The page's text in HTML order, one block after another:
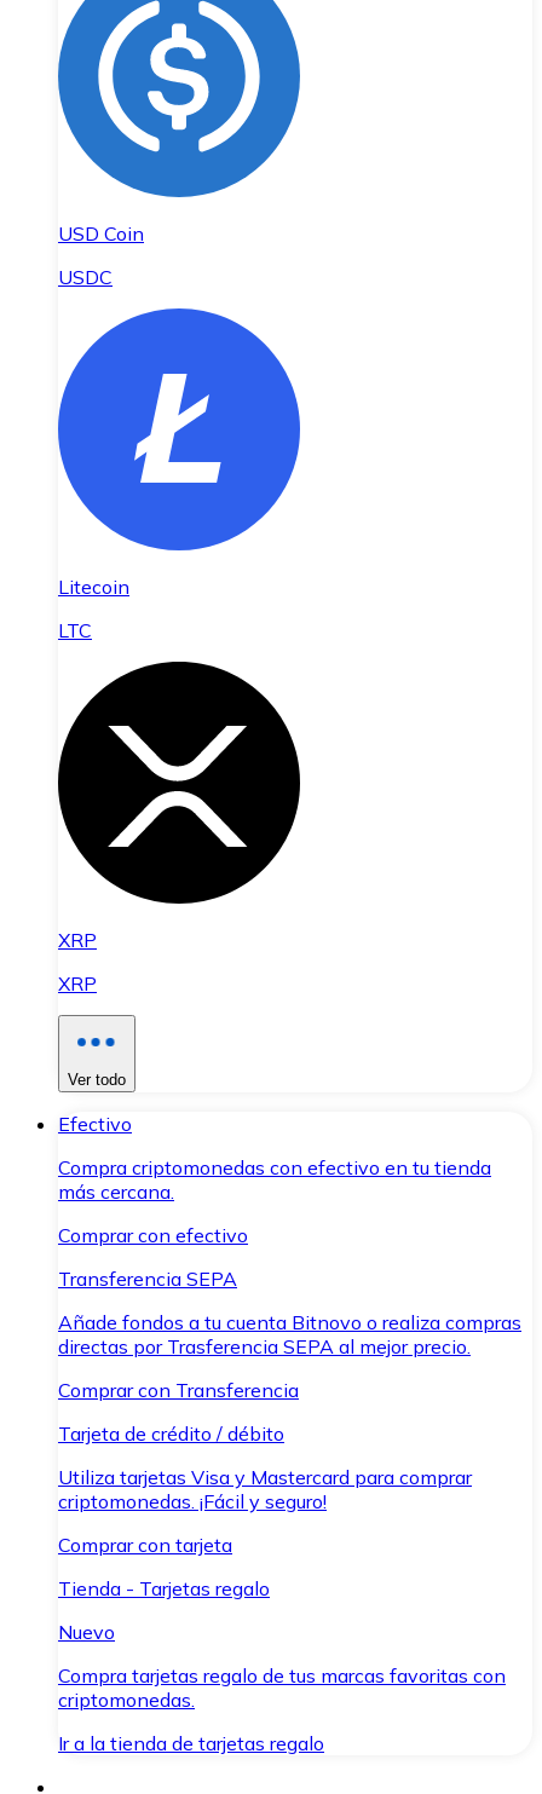
USD Coin
USDC
Litecoin
LTC
XRP
XRP
Ver todo
Efectivo
Compra criptomonedas con efectivo en tu tienda
más cercana.
Comprar con efectivo
Transferencia SEPA
Añade fondos a tu cuenta Bitnovo o realiza compras
directas por Trasferencia SEPA al mejor precio.
Comprar con Transferencia
Tarjeta de crédito / débito
Utiliza tarjetas Visa y Mastercard para comprar
criptomonedas. ¡Fácil y seguro!
Comprar con tarjeta
Tienda - Tarjetas regalo
Nuevo
Compra tarjetas regalo de tus marcas favoritas con
criptomonedas.
Ir a la tienda de tarjetas regalo